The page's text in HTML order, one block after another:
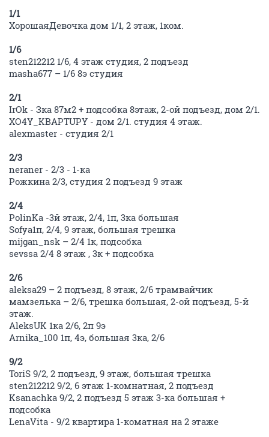
1/1
ХорошаяДевочка дом 1/1, 2 этаж, 1ком.
1/6
sten212212 1/6, 4 этаж студия, 2 подъезд
masha677 – 1/6 8э студия
2/1
IrOk - Зка 87м2 + подсобка 8этаж, 2-ой подъезд, дом 2/1.
XO4Y_KBAPTUPY - дом 2/1. студия 4 этаж.
alexmaster - студия 2/1
2/3
neraner - 2/3 - 1-ка
Рожкина 2/3, студия 2 подъезд 9 этаж
2/4
PolinKa -3й этаж, 2/4, 1п, 3ка большая
Sofya1п, 2/4, 9 этаж, большая трешка
mijgan_nsk – 2/4 1к, подсобка
sevssa 2/4 8 этаж , 3к + подсобка
2/6
aleksa29 – 2 подъезд, 8 этаж, 2/6 трамвайчик
мамзелька – 2/6, трешка большая, 2-ой подъезд, 5-й
этаж.
AleksUK 1ка 2/6, 2п 9э
Arnika_100 1п, 4э, большая 3ка, 2/6
9/2
ToriS 9/2, 2 подъезд, 9 этаж, большая трешка
sten212212 9/2, 6 этаж 1-комнатная, 2 подъезд
Ksanachka 9/2, 2 подъезд 5 этаж 3-ка большая +
подсобка
LenaVita - 9/2 квартира 1-коматная на 2 этаже